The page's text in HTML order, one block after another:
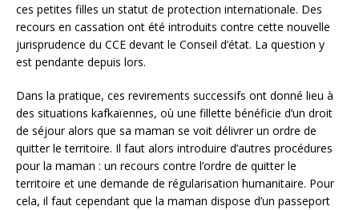
ces petites filles un statut de protection internationale. Des
recours en cassation ont été introduits contre cette nouvelle
jurisprudence du CCE devant le Conseil d’état. La question y
est pendante depuis lors.
Dans la pratique, ces revirements successifs ont donné lieu à
des situations kafkaïennes, où une fillette bénéficie d’un droit
de séjour alors que sa maman se voit délivrer un ordre de
quitter le territoire. Il faut alors introduire d’autres procédures
pour la maman : un recours contre l’ordre de quitter le
territoire et une demande de régularisation humanitaire. Pour
cela, il faut cependant que la maman dispose d’un passeport